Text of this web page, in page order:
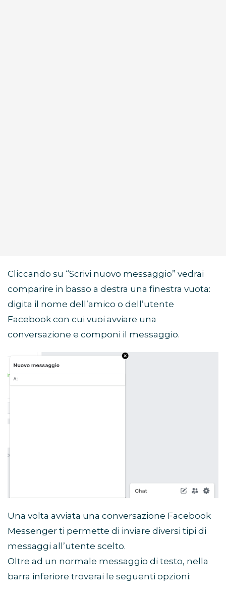
Cliccando su “Scrivi nuovo messaggio” vedrai
comparire in basso a destra una finestra vuota:
digita il nome dell’amico o dell’utente
Facebook con cui vuoi avviare una
conversazione e componi il messaggio.
Una volta avviata una conversazione Facebook
Messenger ti permette di inviare diversi tipi di
messaggi all’utente scelto.
Oltre ad un normale messaggio di testo, nella
barra inferiore troverai le seguenti opzioni: